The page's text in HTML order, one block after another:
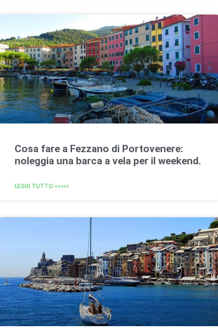
Cosa fare a Fezzano di Portovenere:
noleggia una barca a vela per il weekend.
LEGGI TUTTO »»»»»